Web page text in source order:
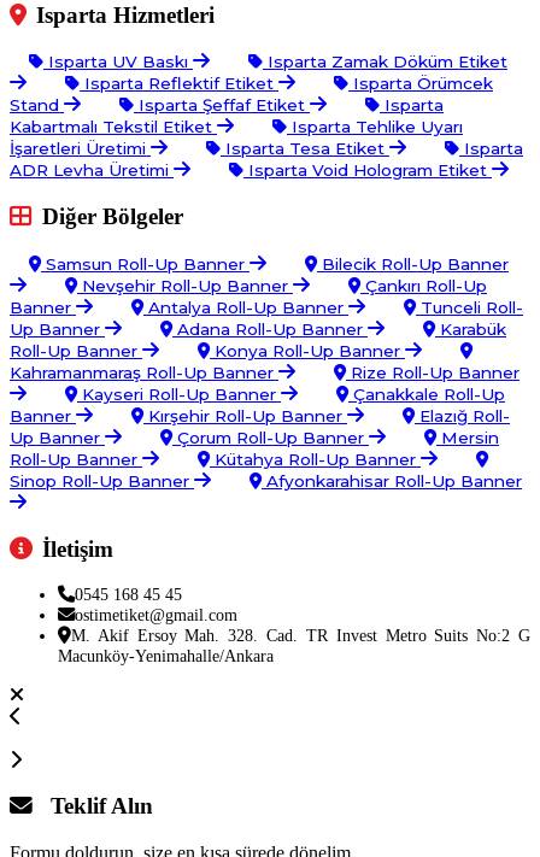
Isparta Hizmetleri
Isparta UV Baskı
Isparta Zamak Döküm Etiket
Isparta Reflektif Etiket
Isparta Örümcek
Stand
Isparta Şeffaf Etiket
Isparta
Kabartmalı Tekstil Etiket
Isparta Tehlike Uyarı
İşaretleri Üretimi
Isparta Tesa Etiket
Isparta
ADR Levha Üretimi
Isparta Void Hologram Etiket
Diğer Bölgeler
Samsun Roll-Up Banner
Bilecik Roll-Up Banner
Nevşehir Roll-Up Banner
Çankırı Roll-Up
Banner
Antalya Roll-Up Banner
Tunceli Roll-
Up Banner
Adana Roll-Up Banner
Karabük
Roll-Up Banner
Konya Roll-Up Banner
Kahramanmaraş Roll-Up Banner
Rize Roll-Up Banner
Kayseri Roll-Up Banner
Çanakkale Roll-Up
Banner
Kırşehir Roll-Up Banner
Elazığ Roll-
Up Banner
Çorum Roll-Up Banner
Mersin
Roll-Up Banner
Kütahya Roll-Up Banner
Sinop Roll-Up Banner
Afyonkarahisar Roll-Up Banner
İletişim
0545 168 45 45
ostimetiket@gmail.com
M. Akif Ersoy Mah. 328. Cad. TR Invest Metro Suits No:2 G
Macunköy-Yenimahalle/Ankara
Teklif Alın
Formu doldurun, size en kısa sürede dönelim.